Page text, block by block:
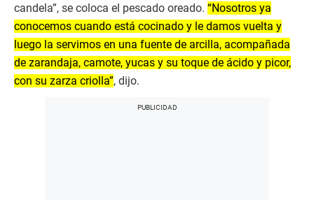
candela”, se coloca el pescado oreado. “Nosotros ya
conocemos cuando está cocinado y le damos vuelta y
luego la servimos en una fuente de arcilla, acompañada
de zarandaja, camote, yucas y su toque de ácido y picor,
con su zarza criolla”, dijo.